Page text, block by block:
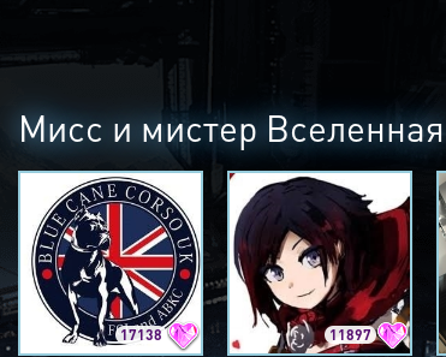
Мисс и мистер Вселенная
17138 11897